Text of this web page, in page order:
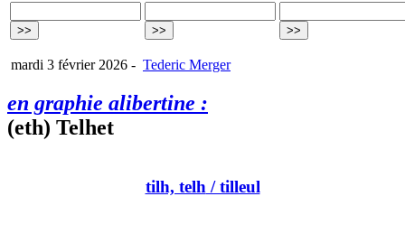
mardi 3 février 2026 - Tederic Merger
en graphie alibertine :
(eth) Telhet
tilh, telh/ tilleul